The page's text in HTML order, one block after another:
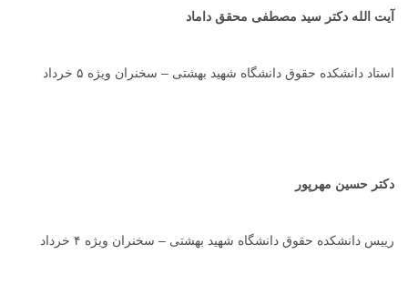
آیت الله دکتر سید مصطفی محقق داماد
استاد دانشکده حقوق دانشگاه شهید بهشتی – سخنران ویژه ۵ خرداد
دکتر حسین مهرپور
رییس دانشکده حقوق دانشگاه شهید بهشتی – سخنران ویژه ۴ خرداد